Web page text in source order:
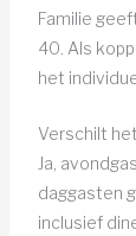
Familie
40. Als
het
Verschilt
Ja,
daggasten
inclusief